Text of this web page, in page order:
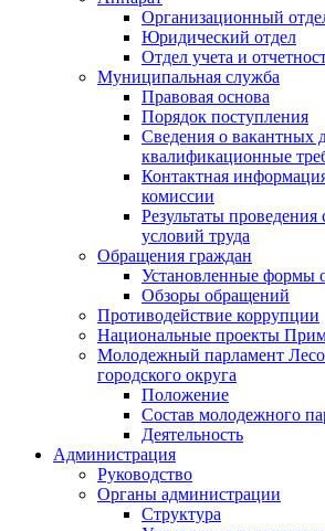
Организационный
Юридический отдел
Отдел учета и
Муниципальная служба
Правовая основа
Порядок поступления
Сведения о вакантных
квалификационные
Контактная
комиссии
Результаты
условий труда
Обращения граждан
Установленные формы
Обзоры обращений
Противодействие коррупции
Национальные проекты
Молодежный парламент
городского округа
Положение
Состав молодежного
Деятельность
Администрация
Руководство
Органы администрации
Структура